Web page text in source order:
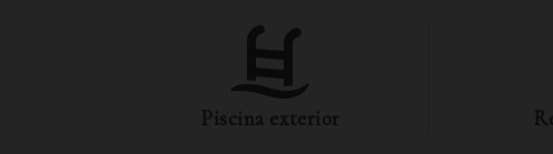
Piscina exterior